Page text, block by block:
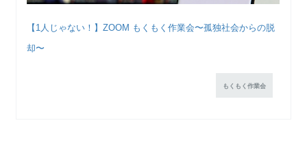
【1人じゃない！】ZOOM もくもく作業会〜孤独社会からの脱
却〜
もくもく作業会